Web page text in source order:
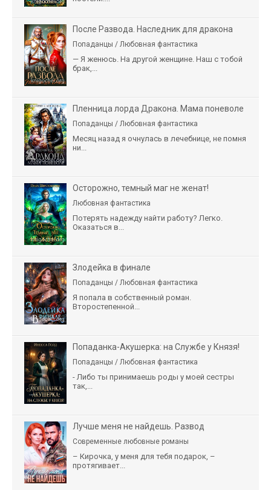
После Развода. Наследник для дракона
Попаданцы / Любовная фантастика
— Я женюсь. На другой женщине. Наш с тобой
брак,...
Пленница лорда Дракона. Мама поневоле
Попаданцы / Любовная фантастика
Месяц назад я очнулась в лечебнице, не помня
ни...
Осторожно, темный маг не женат!
Любовная фантастика
Потерять надежду найти работу? Легко.
Оказаться в...
Злодейка в финале
Попаданцы / Любовная фантастика
Я попала в собственный роман.
Второстепенной...
Попаданка-Акушерка: на Службе у Князя!
Попаданцы / Любовная фантастика
- Либо ты принимаешь роды у моей сестры
так,...
Лучше меня не найдешь. Развод
Современные любовные романы
– Кирочка, у меня для тебя подарок, –
протягивает...